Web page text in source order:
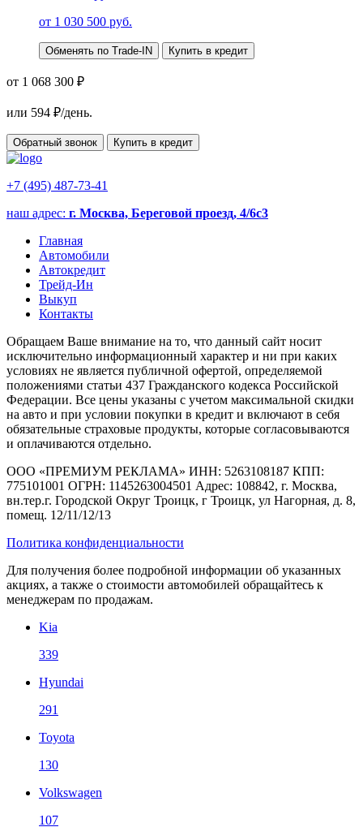
от 1 030 500 руб.
Обменять по Trade-IN Купить в кредит
от 1 068 300 ₽
или 594 ₽/день.
Обратный звонок Купить в кредит
+7 (495) 487-73-41
наш адрес: г. Москва, Береговой проезд, 4/6с3
Главная
Автомобили
Автокредит
Трейд-Ин
Выкуп
Контакты
Обращаем Ваше внимание на то, что данный сайт носит
исключительно информационный характер и ни при каких
условиях не является публичной офертой, определяемой
положениями статьи 437 Гражданского кодекса Российской
Федерации. Все цены указаны с учетом максимальной скидки
на авто и при условии покупки в кредит и включают в себя
обязательные страховые продукты, которые согласовываются
и оплачиваются отдельно.
ООО «ПРЕМИУМ РЕКЛАМА» ИНН: 5263108187 КПП:
775101001 ОГРН: 1145263004501 Адрес: 108842, г. Москва,
вн.тер.г. Городской Округ Троицк, г Троицк, ул Нагорная, д. 8,
помещ. 12/11/12/13
Политика конфиденциальности
Для получения более подробной информации об указанных
акциях, а также о стоимости автомобилей обращайтесь к
менеджерам по продажам.
Kia
339
Hyundai
291
Toyota
130
Volkswagen
107